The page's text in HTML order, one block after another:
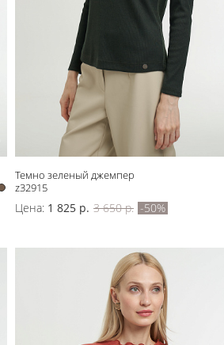
Темно зеленый джемпер
z32915
Цена: 1 825 р. 3 650 р. -50%